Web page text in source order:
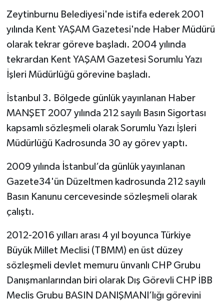
Zeytinburnu Belediyesi'nde istifa ederek 2001
yılında Kent YAŞAM Gazetesi'nde Haber Müdürü
olarak tekrar göreve başladı. 2004 yılında
tekrardan Kent YAŞAM Gazetesi Sorumlu Yazı
İşleri Müdürlüğü görevine başladı.
İstanbul 3. Bölgede günlük yayınlanan Haber
MANŞET 2007 yılında 212 sayılı Basın Sigortası
kapsamlı sözleşmeli olarak Sorumlu Yazı İşleri
Müdürlüğü Kadrosunda 30 ay görev yaptı.
2009 yılında İstanbul’da günlük yayınlanan
Gazete34'ün Düzeltmen kadrosunda 212 sayılı
Basın Kanunu cercevesinde sözleşmeli olarak
çalıştı.
2012-2016 yılları arası 4 yıl boyunca Türkiye
Büyük Millet Meclisi (TBMM) en üst düzey
sözleşmeli devlet memuru ünvanlı CHP Grubu
Danışmanlarından biri olarak Dış Görevli CHP İBB
Meclis Grubu BASIN DANIŞMANI’lığı görevini